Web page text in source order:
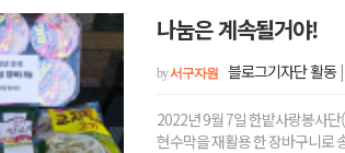
나눔은 계속될거야!
by서구자원 블로그기자단 활동 |
2022년 9월 7일 한밭사랑봉사
현수막을 재활용 한 장바구니로